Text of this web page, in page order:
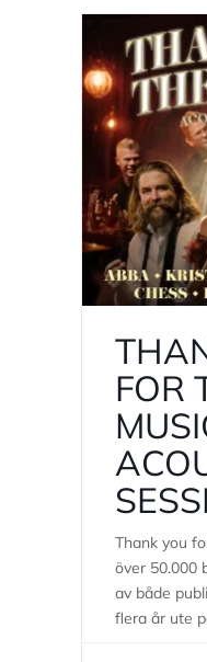
FOR
Thank you
över 50.000
av både
flera år ute